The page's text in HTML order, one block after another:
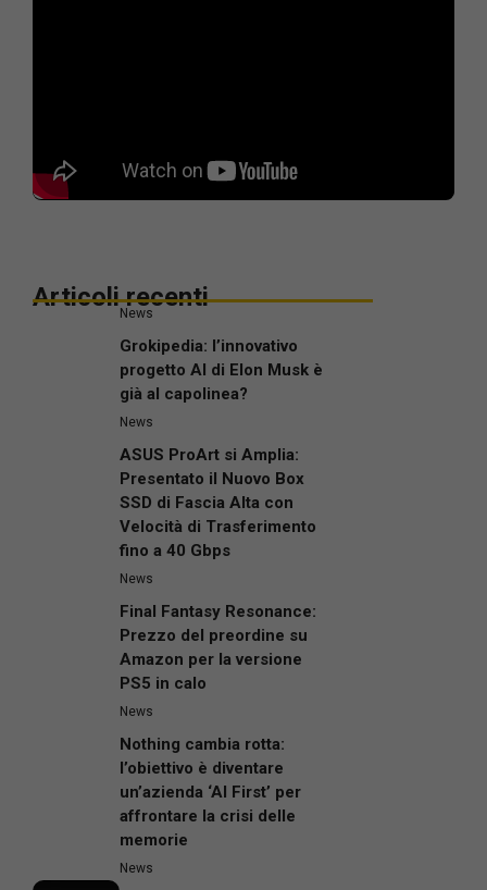
Articoli recenti
News
Grokipedia: l’innovativo
progetto AI di Elon Musk è
già al capolinea?
News
ASUS ProArt si Amplia:
Presentato il Nuovo Box
SSD di Fascia Alta con
Velocità di Trasferimento
fino a 40 Gbps
News
Final Fantasy Resonance:
Prezzo del preordine su
Amazon per la versione
PS5 in calo
News
Nothing cambia rotta:
l’obiettivo è diventare
un’azienda ‘AI First’ per
affrontare la crisi delle
memorie
News